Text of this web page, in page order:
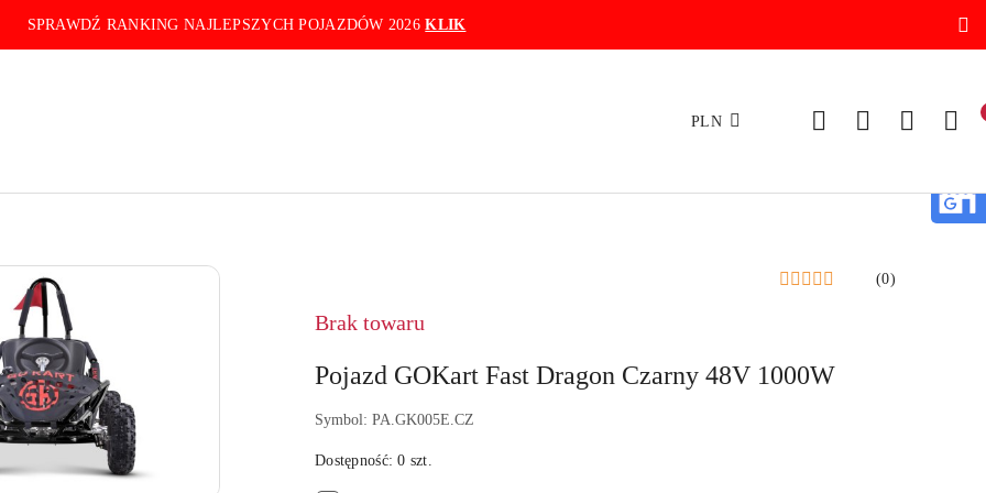
SPRAWDŹ RANKING NAJLEPSZYCH POJAZDÓW 2026KLIK
PLN
(0)
Brak towaru
Pojazd GOKart Fast Dragon Czarny 48V 1000W
Symbol: PA.GK005E.CZ
Dostępność:0 szt.